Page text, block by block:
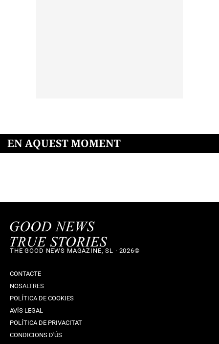
EN AQUEST MOMENT
THE GOOD NEWS MAGAZINE, SL · 2026©
CONTACTE
NOSALTRES
POLÍTICA DE COOKIES
AVÍS LEGAL
POLÍTICA DE PRIVACITAT
CONDICIONS D'ÚS